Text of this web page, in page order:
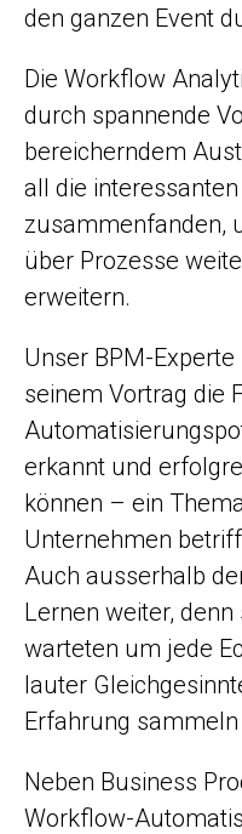
den ganzen Event
Die Workflow
durch spannende
bereicherndem
all die
zusammenfanden,
über Prozesse
erweitern.
Unser BPM-
seinem Vortrag die
erkannt und
können – ein
Unternehmen
Auch ausserhalb
Lernen weiter,
warteten um jede
lauter
Erfahrung
Neben Business
Workflow-